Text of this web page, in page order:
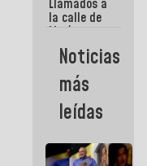
La Guaira?
Llamados a
la calle de
María
Machado se
estrellaron
de frente
contra el
Pueblo
Noticias
más
leídas